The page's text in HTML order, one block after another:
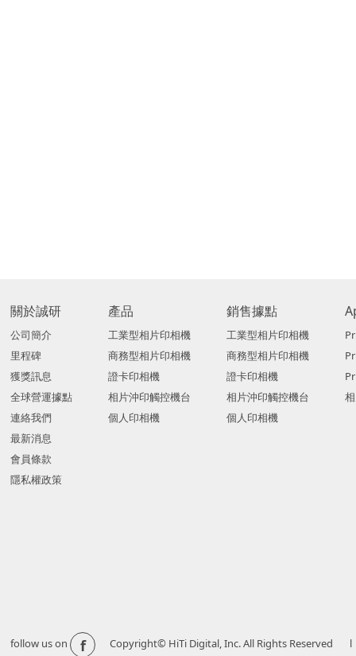
關於誠研
公司簡介
里程碑
獲獎訊息
全球營運據點
連絡我們
最新消息
會員條款
隱私權政策
產品
工業型相片印相機
商務型相片印相機
證卡印相機
相片沖印觸控機台
個人印相機
銷售據點
工業型相片印相機
商務型相片印相機
證卡印相機
相片沖印觸控機台
個人印相機
follow us on f Copyright© HiTi Digital, Inc. All Rights Reserved l